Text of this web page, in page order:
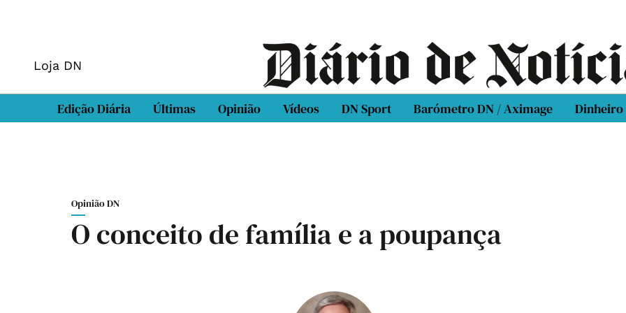
Loja DN
Edição Diária Últimas Opinião Vídeos DN Sport Barómetro DN / Aximage Dinheiro
Opinião DN
O conceito de família e a poupança